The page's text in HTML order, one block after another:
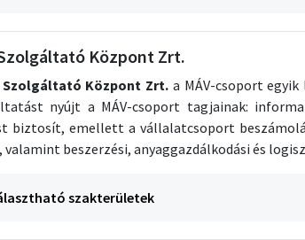
Központ Zrt.
Szolgáltató Központ Zrt. a MÁV-csoport
nyújt a MÁV-csoport tagjainak:
biztosít, emellett a vállalatcsoport
beszerzési, anyaggazdálkodási és
szakterületek